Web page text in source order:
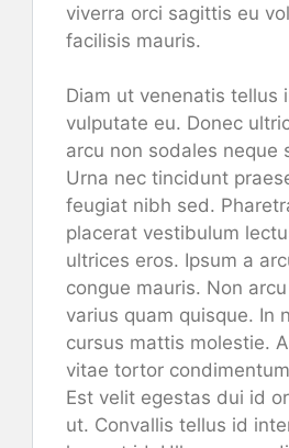
viverra orci sagittis eu
facilisis mauris.
Diam ut venenatis tellus
vulputate eu. Donec
arcu non sodales neque
Urna nec tincidunt
feugiat nibh sed.
placerat vestibulum
ultrices eros. Ipsum a
congue mauris. Non
varius quam quisque. In
cursus mattis molestie.
vitae tortor
Est velit egestas dui id
ut. Convallis tellus id